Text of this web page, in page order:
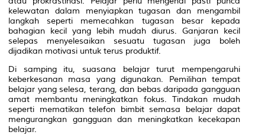
kelewatan dalam menyiapkan tugasan dan mengambil
langkah seperti memecahkan tugasan besar kepada
bahagian kecil yang lebih mudah diurus. Ganjaran kecil
selepas menyelesaikan sesuatu tugasan juga boleh
dijadikan motivasi untuk terus produktif.
Di samping itu, suasana belajar turut mempengaruhi
keberkesanan masa yang digunakan. Pemilihan tempat
belajar yang selesa, terang, dan bebas daripada gangguan
amat membantu meningkatkan fokus. Tindakan mudah
seperti mematikan telefon bimbit semasa belajar dapat
mengurangkan gangguan dan meningkatkan kecekapan
belajar.